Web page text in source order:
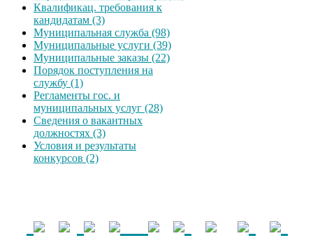
Квалификац. требования к
кандидатам (3)
Муниципальная служба (98)
Муниципальные услуги (39)
Муниципальные заказы (22)
Порядок поступления на
службу (1)
Регламенты гос. и
муниципальных услуг (28)
Сведения о вакантных
должностях (3)
Условия и результаты
конкурсов (2)